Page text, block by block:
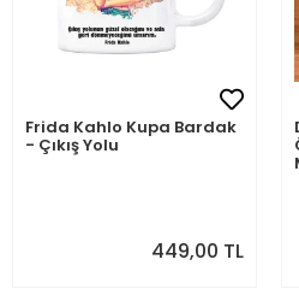
Frida Kahlo Kupa Bardak
- Çıkış Yolu
449,00 TL